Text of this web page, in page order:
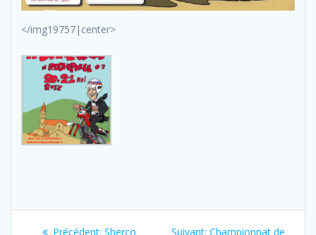
</img19757|center>
Navigation
Précédent: Previous
Sherco Suivant: Next
Championnat de